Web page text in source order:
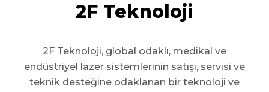
2F Teknoloji
2F Teknoloji, global odaklı, medikal ve
endüstriyel lazer sistemlerinin satışı, servisi ve
teknik desteğine odaklanan bir teknoloji ve